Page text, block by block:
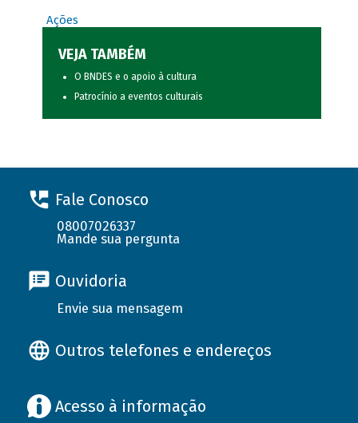
Ações
VEJA TAMBÉM
O BNDES e o apoio à cultura
Patrocínio a eventos culturais
Fale Conosco
08007026337
Mande sua pergunta
Ouvidoria
Envie sua mensagem
Outros telefones e endereços
Acesso à informação